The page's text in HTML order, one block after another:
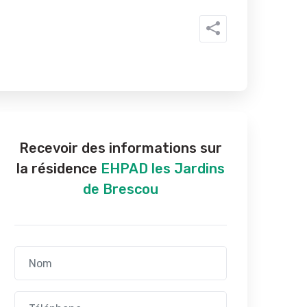
Recevoir des informations sur
la résidence EHPAD les Jardins
de Brescou